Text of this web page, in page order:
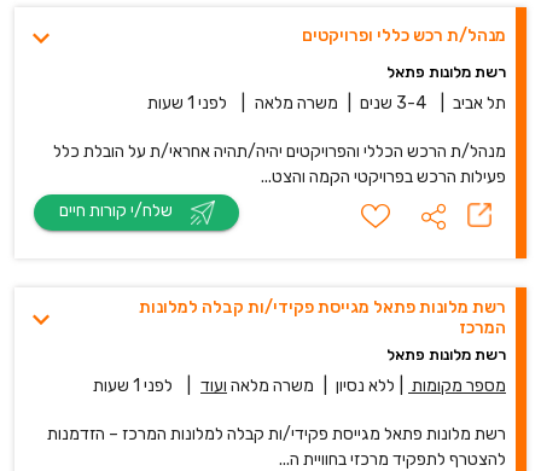
מנהל/ת רכש כללי ופרויקטים
רשת מלונות פתאל
תל אביב 3-4 שנים משרה מלאה לפני 1 שעות
מנהל/ת הרכש הכללי והפרויקטים יהיה/תהיה אחראי/ת על הובלת כלל
פעילות הרכש בפרויקטי הקמה והצט...
רשת מלונות פתאל מגייסת פקידי/ות קבלה למלונות
המרכז
רשת מלונות פתאל
מספר מקומות ללא נסיון משרה מלאה ועוד לפני 1 שעות
רשת מלונות פתאל מגייסת פקידי/ות קבלה למלונות המרכז – הזדמנות
להצטרף לתפקיד מרכזי בחוויית ה...